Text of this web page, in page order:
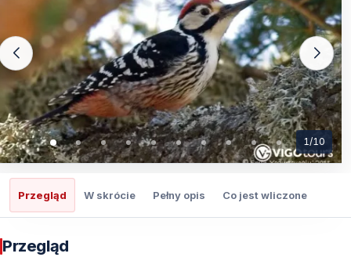
1/10
Przegląd W skrócie Pełny opis Co jest wliczone
Przegląd